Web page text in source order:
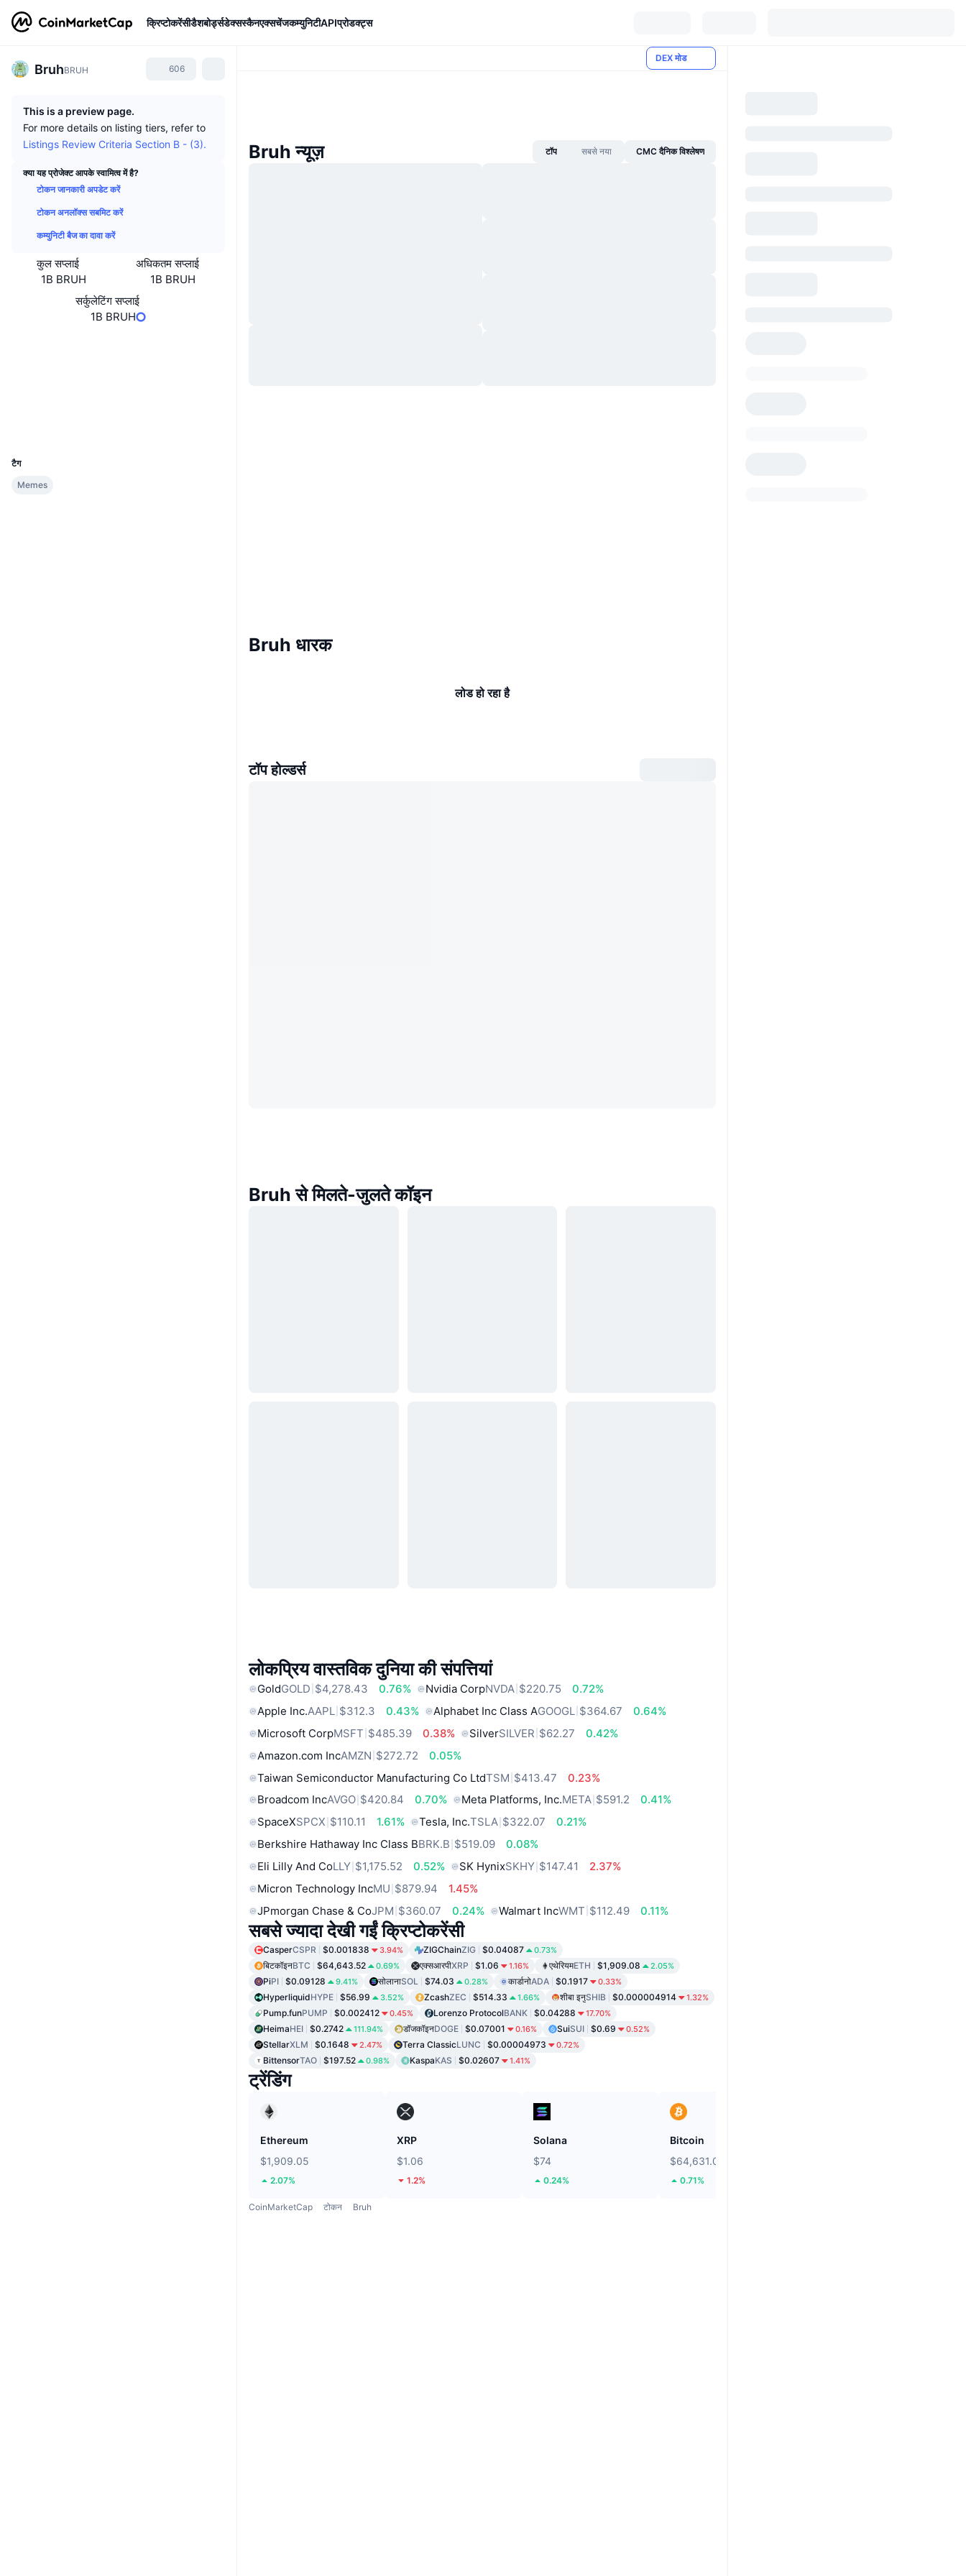
क्रिप्टोकरेंसीडैशबोर्ड्सडेक्सस्कैनएक्सचेंजकम्युनिटीAPIप्रोडक्ट्स
BruhBRUH 606
This is a preview page.
For more details on listing tiers, refer to
Listings Review Criteria Section B - (3).
क्या यह प्रोजेक्ट आपके स्वामित्व में है?
टोकन जानकारी अपडेट करें
टोकन अनलॉक्स सबमिट करें
कम्युनिटी बैज का दावा करें
कुल सप्लाई
1B BRUH
अधिकतम सप्लाई
1B BRUH
सर्कुलेटिंग सप्लाई
1B BRUH
टैग
Memes
DEX मोड
Bruh न्यूज़ टॉप सबसे नया CMC दैनिक विश्लेषण
Bruh धारक
लोड हो रहा है
टॉप होल्डर्स
Bruh से मिलते-जुलते कॉइन
लोकप्रिय वास्तविक दुनिया की संपत्तियां
GoldGOLD $4,278.43 0.76% Nvidia CorpNVDA $220.75
0.72%
Apple Inc.AAPL $312.3 0.43% Alphabet Inc Class AGOOGL $364.67
0.64%
Microsoft CorpMSFT $485.39 0.38% SilverSILVER $62.27
0.42%
Amazon.com IncAMZN $272.72
0.05%
Taiwan Semiconductor Manufacturing Co LtdTSM $413.47
0.23%
Broadcom IncAVGO $420.84 0.70% Meta Platforms, Inc.META $591.2
0.41%
SpaceXSPCX $110.11 1.61% Tesla, Inc.TSLA $322.07
0.21%
Berkshire Hathaway Inc Class BBRK.B $519.09
0.08%
Eli Lilly And CoLLY $1,175.52 0.52% SK HynixSKHY $147.41
2.37%
Micron Technology IncMU $879.94
1.45%
JPmorgan Chase & CoJPM $360.07 0.24% Walmart IncWMT $112.49 0.11%
सबसे ज्यादा देखी गईं क्रिप्टोकरेंसी
CasperCSPR $0.001838 3.94% ZIGChainZIG $0.04087 0.73%
बिटकॉइनBTC $64,643.52 0.69% एक्सआरपीXRP $1.06 1.16% एथेरियमETH $1,909.08 2.05%
PiPI $0.09128 9.41% सोलानाSOL $74.03 0.28% कार्डानोADA $0.1917 0.33%
HyperliquidHYPE $56.99 3.52% ZcashZEC $514.33 1.66% शीबा इनुSHIB $0.000004914 1.32%
Pump.funPUMP $0.002412 0.45% Lorenzo ProtocolBANK $0.04288 17.70%
HeimaHEI $0.2742 111.94% डॉजकॉइनDOGE $0.07001 0.16% SuiSUI $0.69 0.52%
StellarXLM $0.1648 2.47% Terra ClassicLUNC $0.00004973 0.72%
BittensorTAO $197.52 0.98% KaspaKAS $0.02607 1.41%
ट्रेंडिंग
Ethereum
$1,909.05
2.07%
XRP
$1.06
1.2%
Solana
$74
0.24%
Bitcoin
$64,631.03
0.71%
CoinMarketCap टोकन Bruh